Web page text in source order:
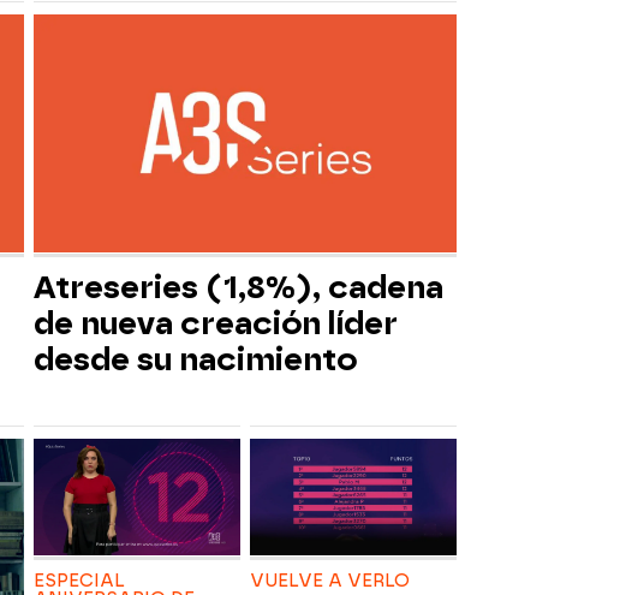
Atreseries (1,8%), cadena
de nueva creación líder
desde su nacimiento
ESPECIAL
VUELVE A VERLO